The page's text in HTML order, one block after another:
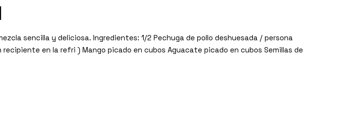
sencilla y deliciosa. Ingredientes: 1/2 Pechuga de pollo deshuesada / persona
en la refri ) Mango picado en cubos Aguacate picado en cubos Semillas de